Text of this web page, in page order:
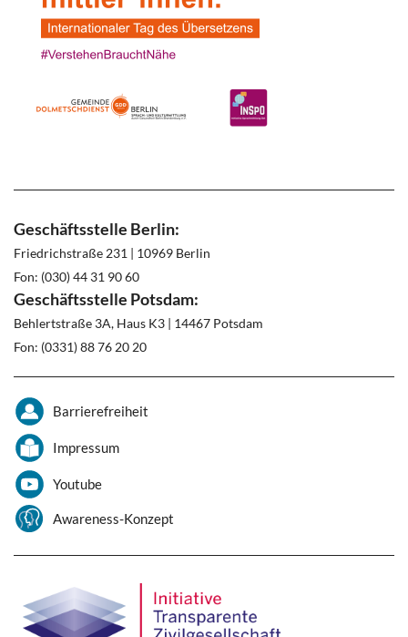
Geschäftsstelle Berlin:
Friedrichstraße 231 | 10969 Berlin
Fon: (030) 44 31 90 60
Geschäftsstelle Potsdam:
Behlertstraße 3A, Haus K3 | 14467 Potsdam
Fon: (0331) 88 76 20 20
Barrierefreiheit
Impressum
Youtube
Awareness-Konzept